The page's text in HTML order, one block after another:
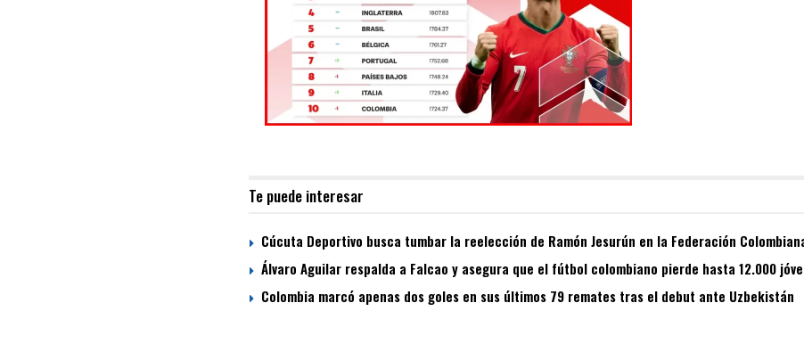
Te puede interesar
Cúcuta Deportivo busca tumbar la reelección de Ramón Jesurún en la Federación
Álvaro Aguilar respalda a Falcao y asegura que el fútbol colombiano pierde hasta 12.000
Colombia marcó apenas dos goles en sus últimos 79 remates tras el debut ante Uzbekistán